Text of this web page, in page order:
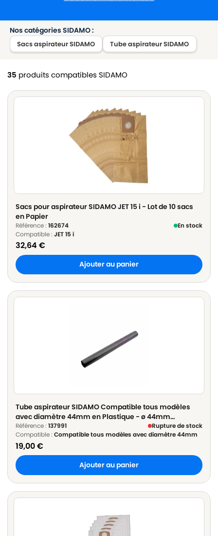
Nos catégories SIDAMO :
Sacs aspirateur SIDAMO Tube aspirateur SIDAMO
35 produits compatibles SIDAMO
Sacs pour aspirateur SIDAMO JET 15 i - Lot de 10 sacs
en Papier
Référence : 162674
En stock
Compatible : JET 15 i
32,64 €
Ajouter au panier
Tube aspirateur SIDAMO Compatible tous modèles
avec diamètre 44mm en Plastique - ø 44mm
Longueur 50cm
Référence : 137991
Rupture de stock
Compatible : Compatible tous modèles avec diamètre 44mm
19,00€
Ajouter au panier